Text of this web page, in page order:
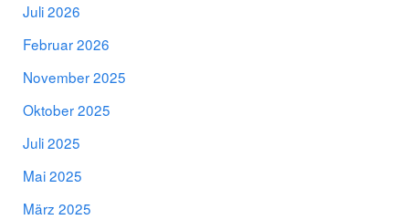
Juli 2026
Februar 2026
November 2025
Oktober 2025
Juli 2025
Mai 2025
März 2025